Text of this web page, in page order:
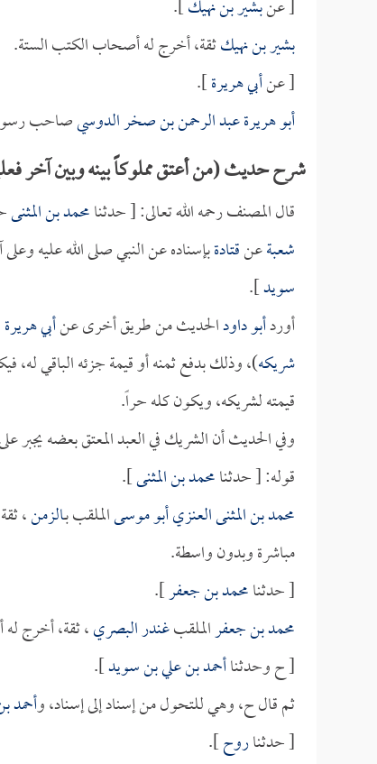
[ عنبشير بن نهيك].
بشير بن نهيكثقة، أخرج له أصحاب الكتب الستة.
[ عنأبي هريرة].
أبو هريرة عبد الرحمن بن صخر الدوسيصاحب رسول
شرح حديث (من أعتق مملوكاً بينه وبين آخر
قال المصنف رحمه الله تعالى: [ حدثنامحمد بن المثنى
شعبةعنقتادةبإسناده عن النبي صلى الله عليه
سويد].
أوردأبو داودالحديث من طريق أخرى عنأبي هريرة
شريكه)، وذلك بدفع ثمنه أو قيمة جزئه الباقي له،
قيمته لشريكه، ويكون كله حراً.
وفي الحديث أن الشريك في العبد المعتق بعضه يجبر
قوله: [ حدثنامحمد بن المثنى].
محمد بن المثنى العنزي أبو موسىالملقب بـالزمن،
مباشرة وبدون واسطة.
[ حدثنامحمد بن جعفر].
محمد بن جعفرالملقبغندر البصري، ثقة، أخرج
[ ح وحدثناأحمد بن علي بن سويد].
ثم قال ح، وهي للتحول من إسناد إلى إسناد، وأحمد
[ حدثناروح].